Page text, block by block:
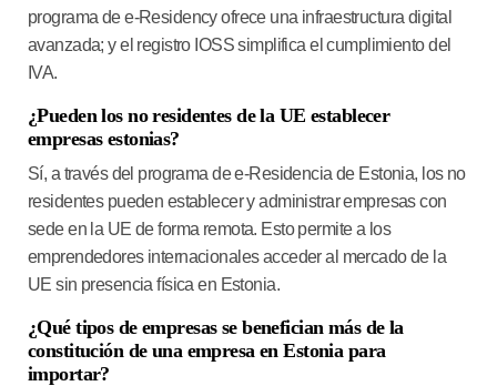
programa de e-Residency ofrece una infraestructura digital
avanzada; y el registro IOSS simplifica el cumplimiento del
IVA.
¿Pueden los no residentes de la UE establecer
empresas estonias?
Sí, a través del programa de e-Residencia de Estonia, los no
residentes pueden establecer y administrar empresas con
sede en la UE de forma remota. Esto permite a los
emprendedores internacionales acceder al mercado de la
UE sin presencia física en Estonia.
¿Qué tipos de empresas se benefician más de la
constitución de una empresa en Estonia para
importar?